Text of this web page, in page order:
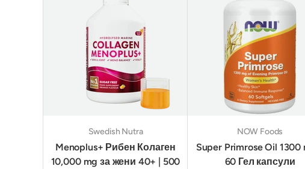
Swedish Nutra
Menoplus+ Рибен Колаген
10,000 mg за жени 40+ | 500
NOW Foods
Super Primrose Oil 1300
60 Гел капсули